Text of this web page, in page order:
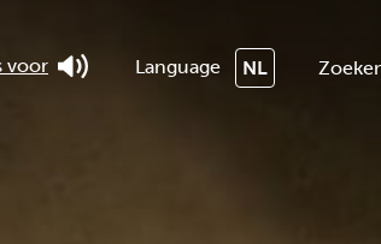
voor Language NL